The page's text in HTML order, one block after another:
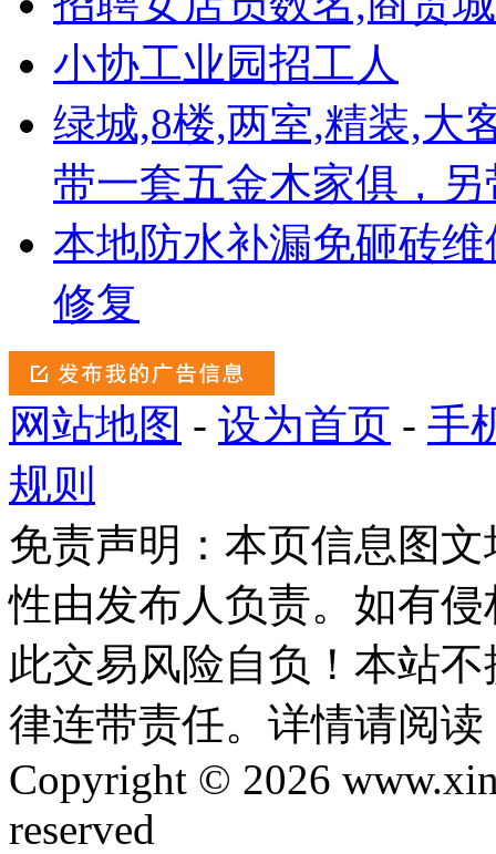
小协工业园招工人
绿城,8楼,两室,精装,大
带一套五金木家俱，
本地防水补漏免砸砖
修复
网站地图 - 设为首页 - 手
规则
免责声明：本页信息图
性由发布人负责。如有
此交易风险自负！本站
律连带责任。详情请阅读
Copyright © 2026
reserved